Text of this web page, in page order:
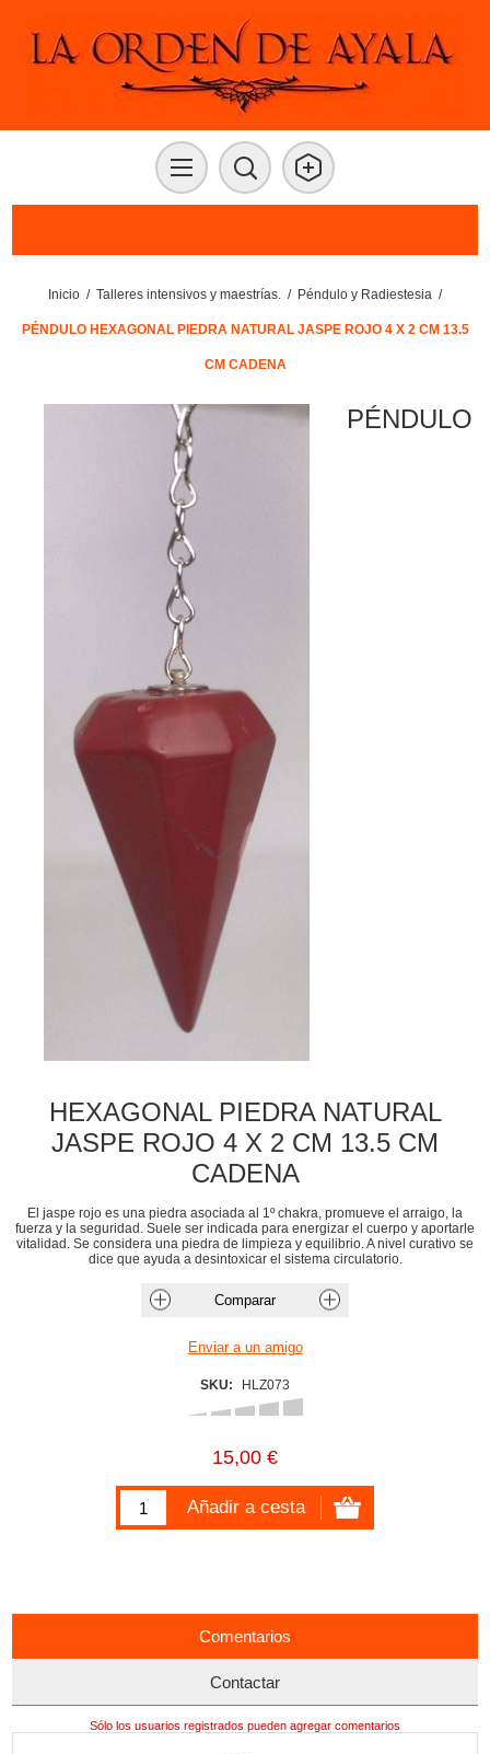
Inicio / Talleres intensivos y maestrías. / Péndulo y Radiestesia /
PÉNDULO HEXAGONAL PIEDRA NATURAL JASPE ROJO 4 X 2 CM 13.5
CM CADENA
PÉNDULO
HEXAGONAL PIEDRA NATURAL
JASPE ROJO 4 X 2 CM 13.5 CM
CADENA
El jaspe rojo es una piedra asociada al 1º chakra, promueve el arraigo, la
fuerza y la seguridad. Suele ser indicada para energizar el cuerpo y aportarle
vitalidad. Se considera una piedra de limpieza y equilibrio. A nivel curativo se
dice que ayuda a desintoxicar el sistema circulatorio.
SKU: HLZ073
15,00 €
Comentarios
Contactar
Sólo los usuarios registrados pueden agregar comentarios